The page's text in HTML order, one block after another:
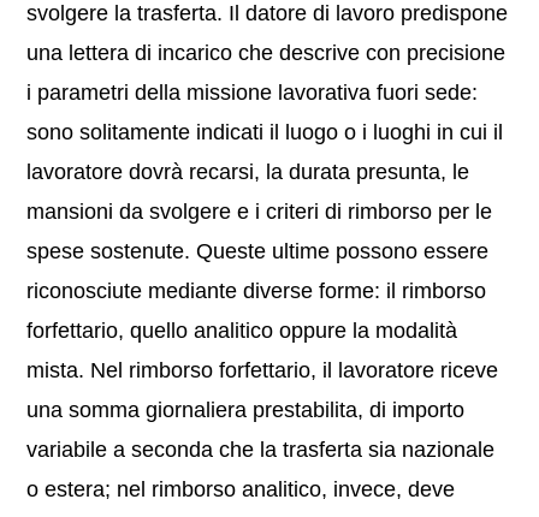
svolgere la trasferta. Il datore di lavoro predispone
una lettera di incarico che descrive con precisione
i parametri della missione lavorativa fuori sede:
sono solitamente indicati il luogo o i luoghi in cui il
lavoratore dovrà recarsi, la durata presunta, le
mansioni da svolgere e i criteri di rimborso per le
spese sostenute. Queste ultime possono essere
riconosciute mediante diverse forme: il rimborso
forfettario, quello analitico oppure la modalità
mista. Nel rimborso forfettario, il lavoratore riceve
una somma giornaliera prestabilita, di importo
variabile a seconda che la trasferta sia nazionale
o estera; nel rimborso analitico, invece, deve